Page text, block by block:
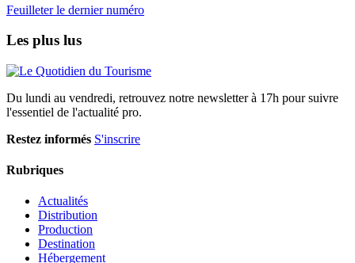
Feuilleter le dernier numéro
Les plus lus
Du lundi au vendredi, retrouvez notre newsletter à 17h pour suivre
l'essentiel de l'actualité pro.
Restez informés S'inscrire
Rubriques
Actualités
Distribution
Production
Destination
Hébergement